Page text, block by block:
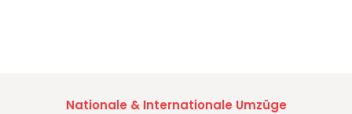
Nationale & Internationale Umzüge